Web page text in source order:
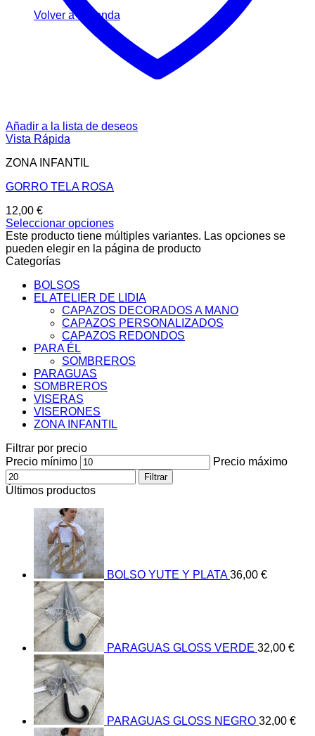
Volver a la tienda
Añadir a la lista de deseos
Vista Rápida
ZONA INFANTIL
GORRO TELA ROSA
12,00 €
Seleccionar opciones
Este producto tiene múltiples variantes. Las opciones se
pueden elegir en la página de producto
Categorías
BOLSOS
EL ATELIER DE LIDIA
CAPAZOS DECORADOS A MANO
CAPAZOS PERSONALIZADOS
CAPAZOS REDONDOS
PARA ÉL
SOMBREROS
PARAGUAS
SOMBREROS
VISERAS
VISERONES
ZONA INFANTIL
Filtrar por precio
Precio mínimo
Precio máximo
Filtrar
Últimos productos
BOLSO YUTE Y PLATA 36,00 €
PARAGUAS GLOSS VERDE 32,00 €
PARAGUAS GLOSS NEGRO 32,00 €